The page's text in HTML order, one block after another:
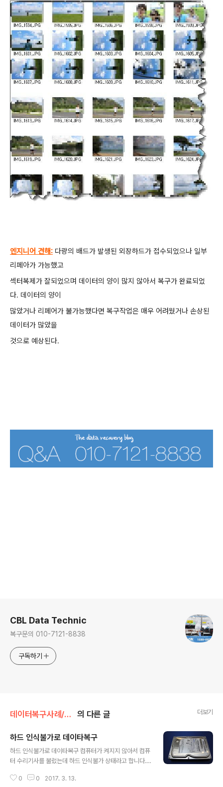
엔지니어 견해: 다량의 배드가 발생된 외장하드가 접수되었으나 일부
리페아가 가능했고
섹터복제가 잘되었으며 데이터의 양이 많지 않아서 복구가 완료되었
다. 데이터의 양이
많았거나 리페어가 불가능했다면 복구작업은 매우 어려웠거나 손상된
데이터가 많았을
것으로 예상된다.
CBL Data Technic
복구문의 010-7121-8838
구독하기
데이터복구사례/하드드라이브 의 다른 글 더보기
하드 인식불가로 데이타복구
하드 인식불가로 데이타복구 컴퓨터가 켜지지 않아서 컴퓨
터 수리기사를 불렀는데 하드 인식불가 상태라고 합니다.
복구가 가능한가요? 입고내역 입고: 서울지역 방문접수 손
0 0 2017. 3. 13.